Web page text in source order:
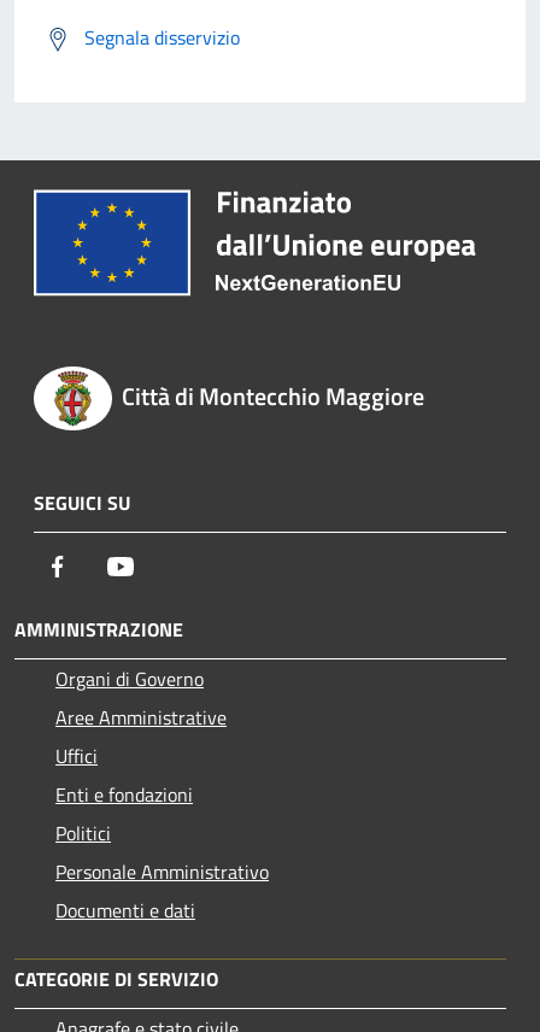
Segnala disservizio
Città di Montecchio Maggiore
SEGUICI SU
Facebook
AMMINISTRAZIONE
Organi di Governo
Aree Amministrative
Uffici
Enti e fondazioni
Politici
Personale Amministrativo
Documenti e dati
CATEGORIE DI SERVIZIO